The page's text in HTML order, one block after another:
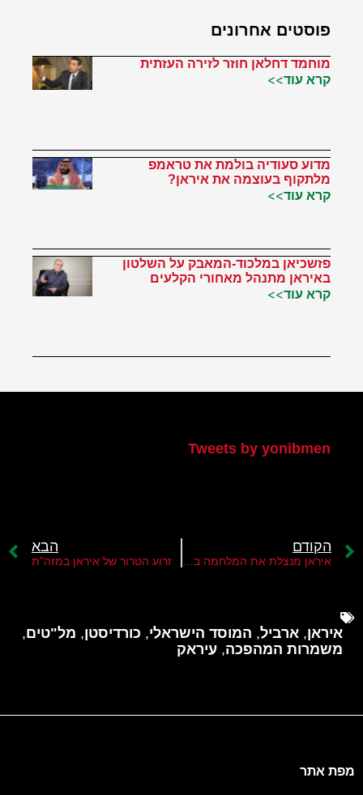
פוסטים אחרונים
מוחמד דחלאן חוזר לזירה העזתית
קרא עוד>>
מדוע סעודיה בולמת את טראמפ
מלתקוף בעוצמה את איראן?
קרא עוד>>
פזשכיאן במלכוד-המאבק על השלטון
באיראן מתנהל מאחורי הקלעים
קרא עוד>>
Tweets by yonibmen
הקודם הבא
זרוע הטרור של איראן במזה"ת
איראן, ארביל, המוסד הישראלי, כורדיסטן, מל"טים,
משמרות המהפכה, עיראק
מפת אתר